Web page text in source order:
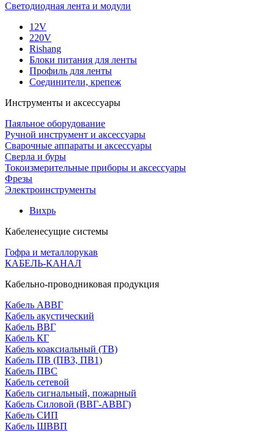
Светодиодная лента и модули
12V
220V
Rishang
Блоки питания для ленты
Профиль для ленты
Соединители, крепеж
Инструменты и аксессуары
Паяльное оборудование
Ручной инструмент и аксессуары
Сварочные аппараты и аксессуары
Сверла и буры
Токоизмерительные приборы и аксессуары
Фрезы
Электроинструменты
Вихрь
Кабеленесущие системы
Гофра и металлорукав
КАБЕЛЬ-КАНАЛ
Кабельно-проводниковая продукция
Кабель АВВГ
Кабель акустический
Кабель ВВГ
Кабель КГ
Кабель коаксиальный (ТВ)
Кабель ПВ (ПВ3, ПВ1)
Кабель ПВС
Кабель сетевой
Кабель сигнальный, пожарный
Кабель Силовой (ВВГ-АВВГ)
Кабель СИП
Кабель ШВВП